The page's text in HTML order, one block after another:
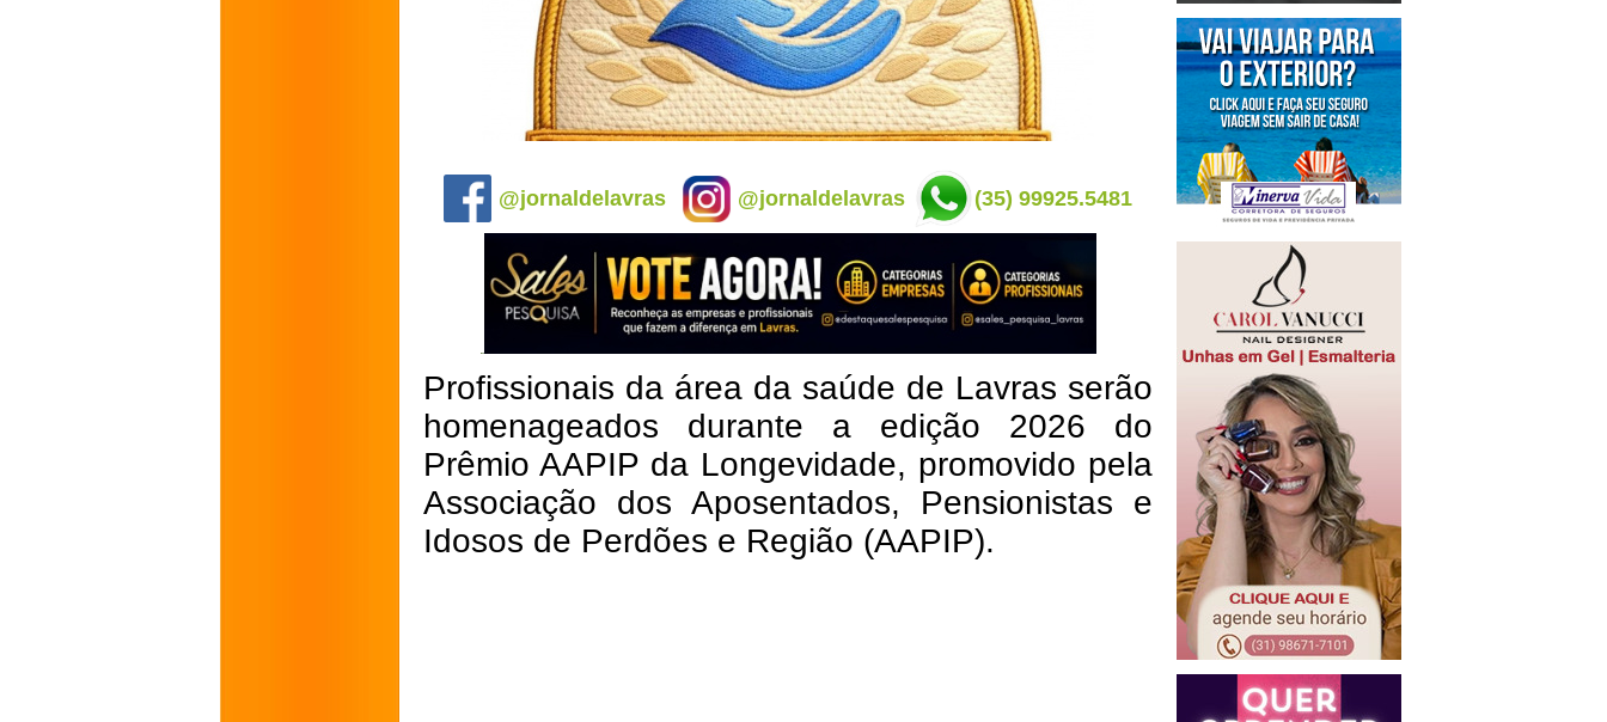
@jornaldelavras @jornaldelavras (35) 99925.5481
Profissionais da área da saúde de Lavras serão
homenageados durante a edição 2026 do
Prêmio AAPIP da Longevidade, promovido pela
Associação dos Aposentados, Pensionistas e
Idosos de Perdões e Região (AAPIP).